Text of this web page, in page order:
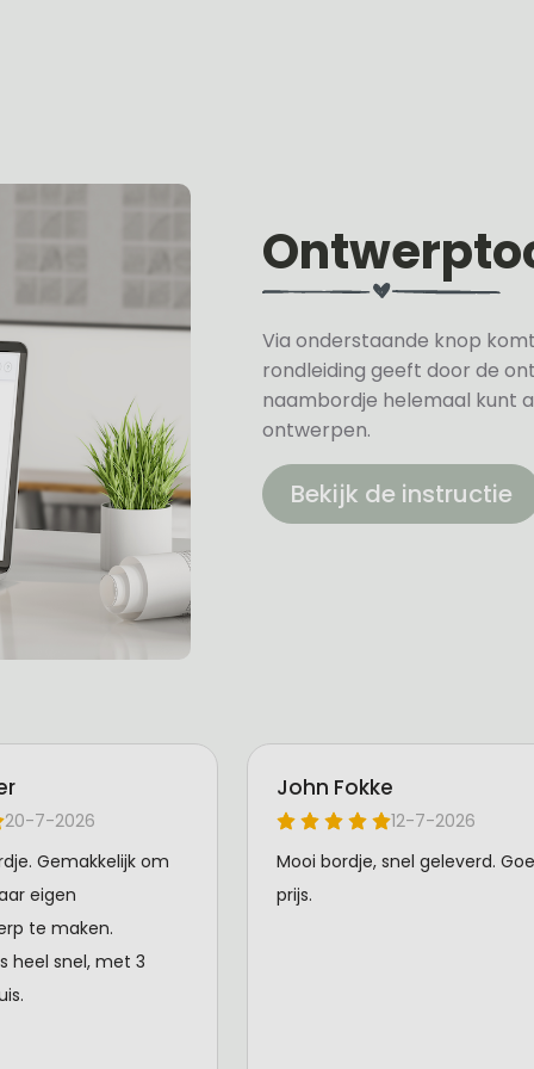
Via onderstaande knop
rondleiding geeft door de
naambordje helemaal kunt
ontwerpen.
Bekijk de instructie